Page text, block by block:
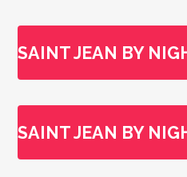
SAINT JEAN BY
SAINT JEAN BY